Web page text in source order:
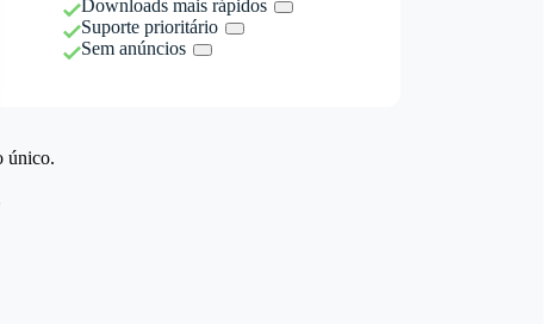
Downloads mais rápidos
Suporte prioritário
Sem anúncios
único.